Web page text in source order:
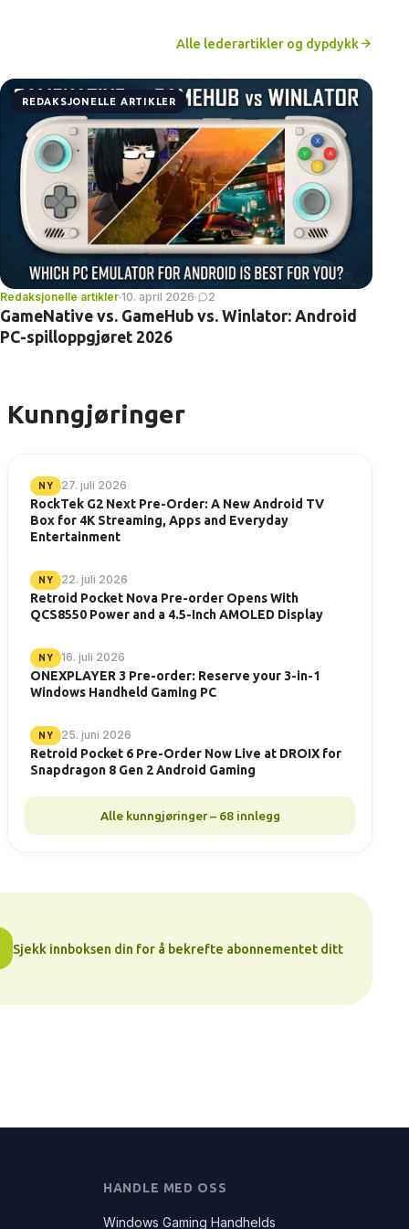
Alle lederartikler og dypdykk
REDAKSJONELLE ARTIKLER
Redaksjonelle artikler·10. april 2026· 2
GameNative vs. GameHub vs. Winlator: Android
PC-spilloppgjøret 2026
Kunngjøringer
NY 27. juli 2026
RockTek G2 Next Pre-Order: A New Android TV
Box for 4K Streaming, Apps and Everyday
Entertainment
NY 22. juli 2026
Retroid Pocket Nova Pre-order Opens With
QCS8550 Power and a 4.5-Inch AMOLED Display
NY 16. juli 2026
ONEXPLAYER 3 Pre-order: Reserve your 3-in-1
Windows Handheld Gaming PC
NY 25. juni 2026
Retroid Pocket 6 Pre-Order Now Live at DROIX for
Snapdragon 8 Gen 2 Android Gaming
Alle kunngjøringer – 68 innlegg
Sjekk innboksen din for å bekrefte abonnementet ditt
HANDLE MED OSS
Windows Gaming Handhelds